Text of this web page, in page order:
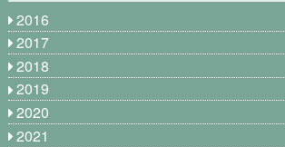
2016
2017
2018
2019
2020
2021